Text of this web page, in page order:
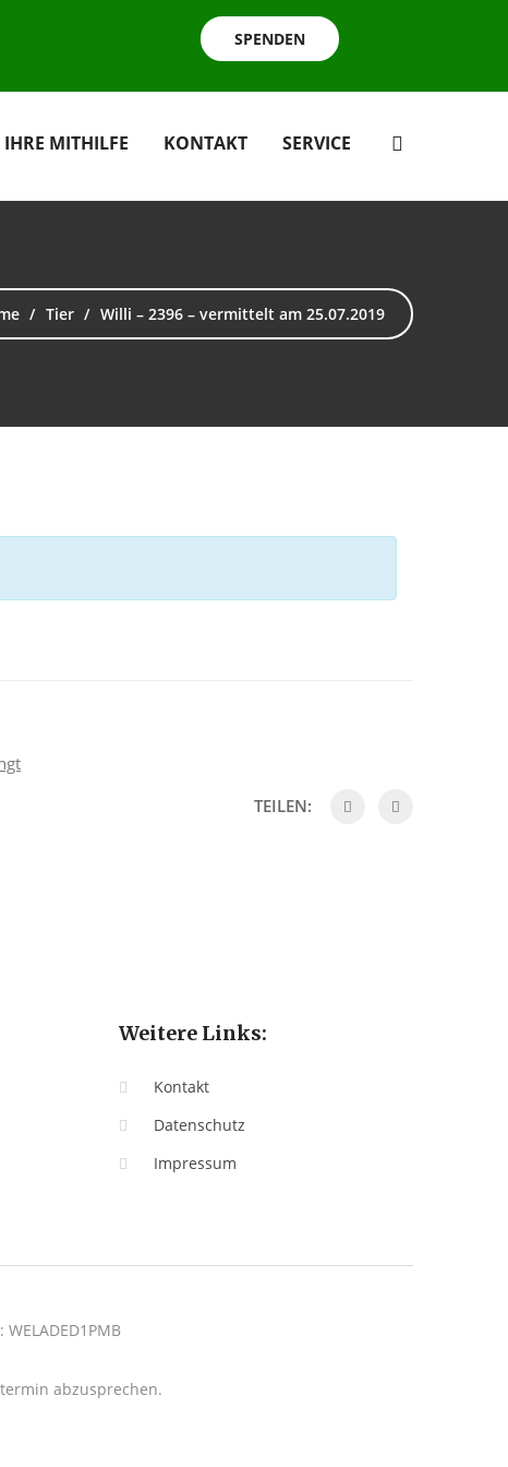
SPENDEN
IHRE MITHILFE KONTAKT SERVICE
Tier Willi – 2396 – vermittelt am 25.07.2019
TEILEN:
Weitere Links:
Kontakt
Datenschutz
Impressum
abzusprechen.